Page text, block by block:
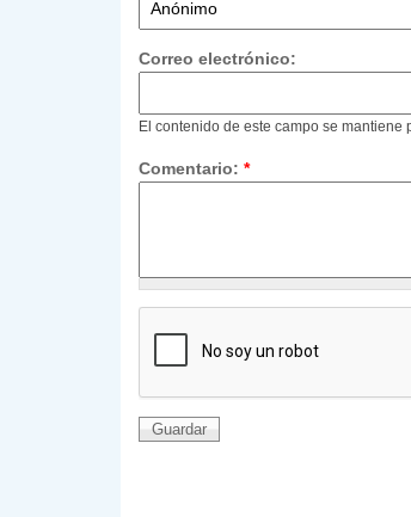
Correo electrónico:
El contenido de este campo se
Comentario: *